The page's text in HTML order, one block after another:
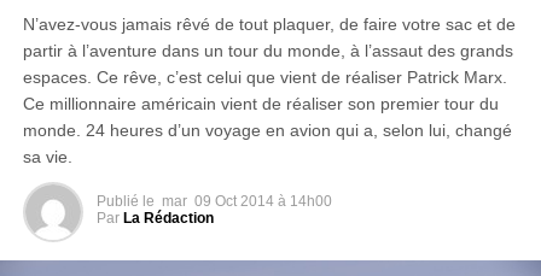
N’avez-vous jamais rêvé de tout plaquer, de faire votre sac et de
partir à l’aventure dans un tour du monde, à l’assaut des grands
espaces. Ce rêve, c’est celui que vient de réaliser Patrick Marx.
Ce millionnaire américain vient de réaliser son premier tour du
monde. 24 heures d’un voyage en avion qui a, selon lui, changé
sa vie.
Publié le mar 09 Oct 2014 à 14h00
Par La Rédaction